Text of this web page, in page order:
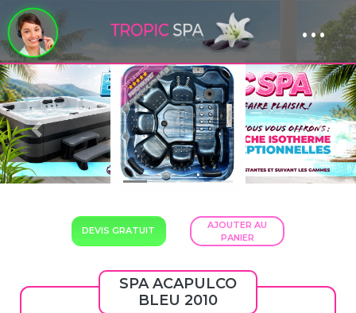
Panneau de gestion des cookies ...
Previous Next
DEVIS GRATUIT
AJOUTER AU
PANIER
SPA ACAPULCO
BLEU 2010